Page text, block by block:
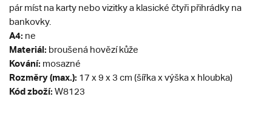
pár míst na karty nebo vizitky a klasické čtyři přihrádky na
bankovky.
A4: ne
Materiál: broušená hovězí kůže
Kování: mosazné
Rozměry (max.): 17 x 9 x 3 cm (šířka x výška x hloubka)
Kód zboží: W8123